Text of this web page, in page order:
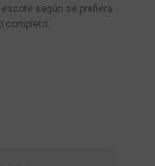
según se prefiera.
completo.